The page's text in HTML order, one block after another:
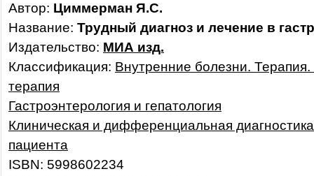
Автор: Циммерман Я.С.
Название: Трудный диагноз и лечение в
Издательство: МИА изд.
Классификация: Внутренние болезни. Терапия.
терапия
Гастроэнтерология и гепатология
Клиническая и дифференциальная
пациента
ISBN: 5998602234